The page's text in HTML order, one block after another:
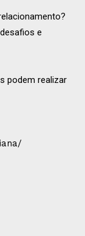
e
podem realizar